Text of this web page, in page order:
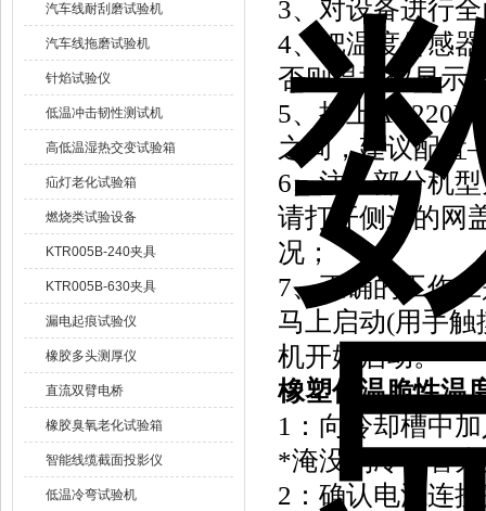
汽车线耐刮磨试验机
汽车线拖磨试验机
针焰试验仪
低温冲击韧性测试机
高低温湿热交变试验箱
疝灯老化试验箱
燃烧类试验设备
KTR005B-240夹具
KTR005B-630夹具
漏电起痕试验仪
橡胶多头测厚仪
直流双臂电桥
橡胶臭氧老化试验箱
智能线缆截面投影仪
低温冷弯试验机
3、对设备进行
4、把温度传感
否则温控仪显示
5、接上AC220V
之间，建议配置
6、注：部分机
请打开侧边的网
况；
7、正确的工作
马上启动(用手
机开始启动。
橡塑低温脆性温
1：向冷却槽中
*淹没制冷铜管
2：确认电源连